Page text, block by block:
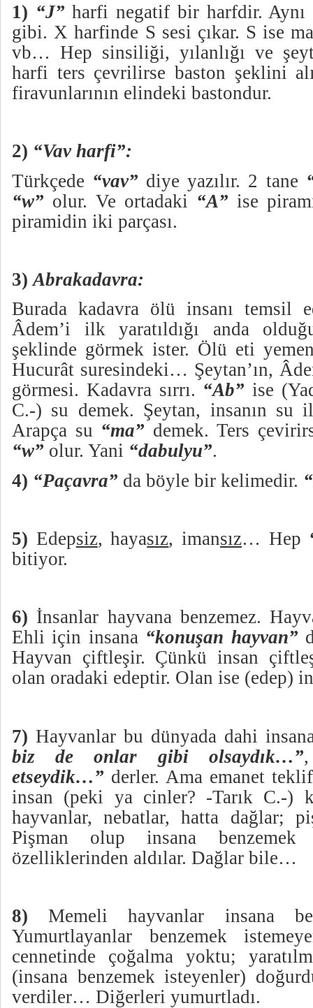
1) “J” harfi negatif bir harfdir. Aynı
gibi. X harfinde S sesi çıkar. S ise
vb… Hep sinsiliği, yılanlığı ve
harfi ters çevrilirse baston şeklini
firavunlarının elindeki bastondur.
2) “Vav harfi”:
Türkçede “vav” diye yazılır. 2 tane
“w” olur. Ve ortadaki “A” ise
piramidin iki parçası.
3) Abrakadavra:
Burada kadavra ölü insanı temsil
Âdem’i ilk yaratıldığı anda
şeklinde görmek ister. Ölü eti
Hucurât suresindeki… Şeytan’ın,
görmesi. Kadavra sırrı. “Ab” ise
C.-) su demek. Şeytan, insanın su
Arapça su “ma” demek. Ters
“w” olur. Yani “dabulyu”.
4) “Paçavra” da böyle bir kelimedir.
5) Edepsiz, hayasız, imansız… Hep
bitiyor.
6) İnsanlar hayvana benzemez.
Ehli için insana “konuşan hayvan”
Hayvan çiftleşir. Çünkü insan
olan oradaki edeptir. Olan ise (edep)
7) Hayvanlar bu dünyada dahi
biz de onlar gibi olsaydık…”
etseydik…” derler. Ama emanet
insan (peki ya cinler? -Tarık C.-)
hayvanlar, nebatlar, hatta dağlar;
Pişman olup insana benzemek
özelliklerinden aldılar. Dağlar bile…
8) Memeli hayvanlar insana
Yumurtlayanlar benzemek
cennetinde çoğalma yoktu;
(insana benzemek isteyenler)
verdiler… Diğerleri yumurtladı.